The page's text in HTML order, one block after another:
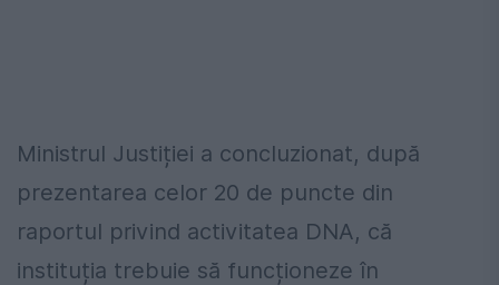
Ministrul Justiției a concluzionat, după
prezentarea celor 20 de puncte din
raportul privind activitatea DNA, că
instituția trebuie să funcționeze în